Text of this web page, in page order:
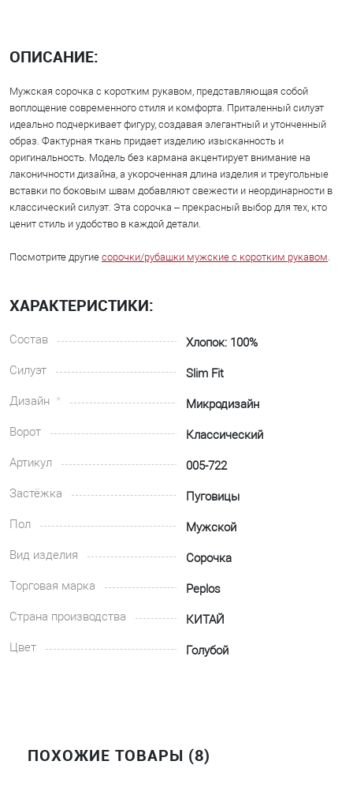
ОПИСАНИЕ:
Мужская сорочка с коротким рукавом, представляющая собой
воплощение современного стиля и комфорта. Приталенный силуэт
идеально подчеркивает фигуру, создавая элегантный и утонченный
образ. Фактурная ткань придает изделию изысканность и
оригинальность. Модель без кармана акцентирует внимание на
лаконичности дизайна, а укороченная длина изделия и треугольные
вставки по боковым швам добавляют свежести и неординарности в
классический силуэт. Эта сорочка – прекрасный выбор для тех, кто
ценит стиль и удобство в каждой детали.
Посмотрите другие сорочки/рубашки мужские с коротким рукавом.
ХАРАКТЕРИСТИКИ:
Состав
Хлопок: 100%
Силуэт
Slim Fit
Дизайн
Микродизайн
Ворот
Классический
Артикул
005-722
Застёжка
Пуговицы
Пол
Мужской
Вид изделия
Сорочка
Торговая марка
Peplos
Страна производства
КИТАЙ
Цвет
Голубой
ПОХОЖИЕ ТОВАРЫ (8)